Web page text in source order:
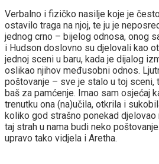
Verbalno i fizičko nasilje koje je
ostavilo traga na njoj, te ju je
jednog crno – bijelog odnosa, onog
i Hudson doslovno su djelovali kao
jednoj sceni u baru, kada je dijalog
oslikao njihov međusobni odnos.
poštovanje – sve je stalo u toj sceni,
baš za pamćenje. Imao sam osjećaj
trenutku ona (na)učila, otkrila i
koliko god strašno ponekad djelovao
taj strah u nama budi neko
upravo tako vidjela i Aretha.